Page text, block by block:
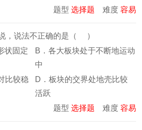
题型 选择题 难度 容易
，说法不正确的是（ ）
状固定
B．各大板块处于不断地运动
中
比较稳
D．板块的交界处地壳比较
活跃
题型 选择题 难度 容易